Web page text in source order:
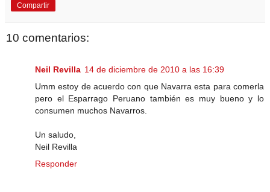
Compartir
10 comentarios:
Neil Revilla 14 de diciembre de 2010 a las 16:39
Umm estoy de acuerdo con que Navarra esta para comerla
pero el Esparrago Peruano también es muy bueno y lo
consumen muchos Navarros.
Un saludo,
Neil Revilla
Responder